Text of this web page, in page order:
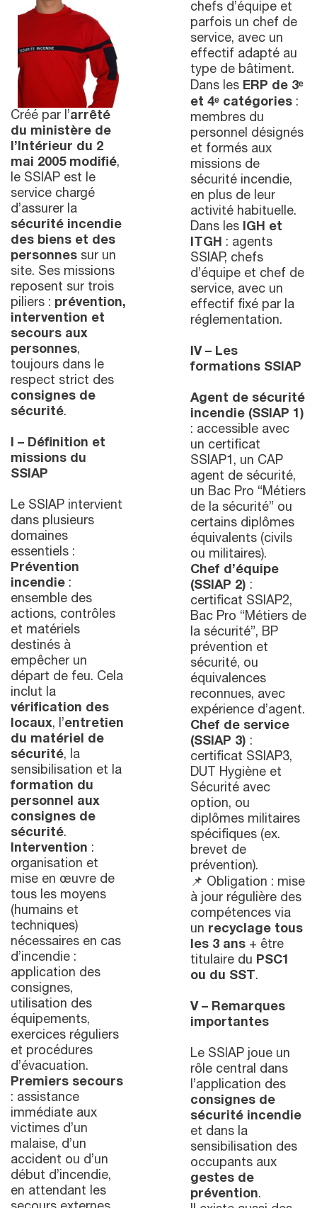
Créé par l’arrêté
du ministère de
l’Intérieur du 2
mai 2005 modifié,
le SSIAP est le
service chargé
d’assurer la
sécurité incendie
des biens et des
personnes sur un
site. Ses missions
reposent sur trois
piliers : prévention,
intervention et
secours aux
personnes,
toujours dans le
respect strict des
consignes de
sécurité.
I – Définition et
missions du
SSIAP
Le SSIAP intervient
dans plusieurs
domaines
essentiels :
Prévention
incendie :
ensemble des
actions, contrôles
et matériels
destinés à
empêcher un
départ de feu. Cela
inclut la
vérification des
locaux, l’entretien
du matériel de
sécurité, la
sensibilisation et la
formation du
personnel aux
consignes de
sécurité.
Intervention :
organisation et
mise en œuvre de
tous les moyens
(humains et
techniques)
nécessaires en cas
d’incendie :
application des
consignes,
utilisation des
équipements,
exercices réguliers
et procédures
d’évacuation.
Premiers secours
: assistance
immédiate aux
victimes d’un
malaise, d’un
accident ou d’un
début d’incendie,
en attendant les
chefs d’équipe et
parfois un chef de
service, avec un
effectif adapté au
type de bâtiment.
Dans les ERP de 3ᵉ
et 4ᵉ catégories :
membres du
personnel désignés
et formés aux
missions de
sécurité incendie,
en plus de leur
activité habituelle.
Dans les IGH et
ITGH : agents
SSIAP, chefs
d’équipe et chef de
service, avec un
effectif fixé par la
réglementation.
IV – Les
formations SSIAP
Agent de sécurité
incendie (SSIAP 1)
: accessible avec
un certificat
SSIAP1, un CAP
agent de sécurité,
un Bac Pro “Métiers
de la sécurité” ou
certains diplômes
équivalents (civils
ou militaires).
Chef d’équipe
(SSIAP 2) :
certificat SSIAP2,
Bac Pro “Métiers de
la sécurité”, BP
prévention et
sécurité, ou
équivalences
reconnues, avec
expérience d’agent.
Chef de service
(SSIAP 3) :
certificat SSIAP3,
DUT Hygiène et
Sécurité avec
option, ou
diplômes militaires
spécifiques (ex.
brevet de
prévention).
📌 Obligation : mise
à jour régulière des
compétences via
un recyclage tous
les 3 ans + être
titulaire du PSC1
ou du SST .
V – Remarques
importantes
Le SSIAP joue un
rôle central dans
l’application des
consignes de
sécurité incendie
et dans la
sensibilisation des
occupants aux
gestes de
prévention.